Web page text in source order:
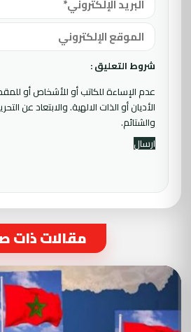
شروط التعليق :
عدم الإساءة للكاتب أو للأشخاص أو
الأديان أو الذات الالهية. والابتعاد عن
والشتائم.
مقالات ذات